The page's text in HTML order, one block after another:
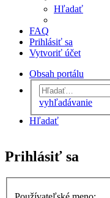
Hľadať
FAQ
Prihlásiť sa
Vytvoriť účet
Obsah portálu
vyhľadávanie
Hľadať
Prihlásiť sa